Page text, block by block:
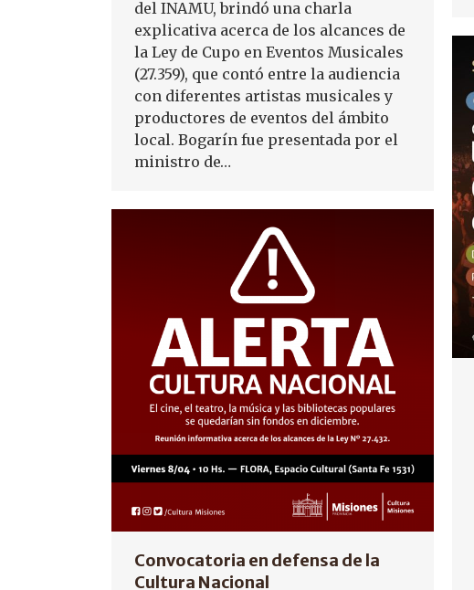
del INAMU, brindó una charla
explicativa acerca de los alcances de
la Ley de Cupo en Eventos Musicales
(27.359), que contó entre la audiencia
con diferentes artistas musicales y
productores de eventos del ámbito
local. Bogarín fue presentada por el
ministro de…
Convocatoria en defensa de la
Cultura Nacional